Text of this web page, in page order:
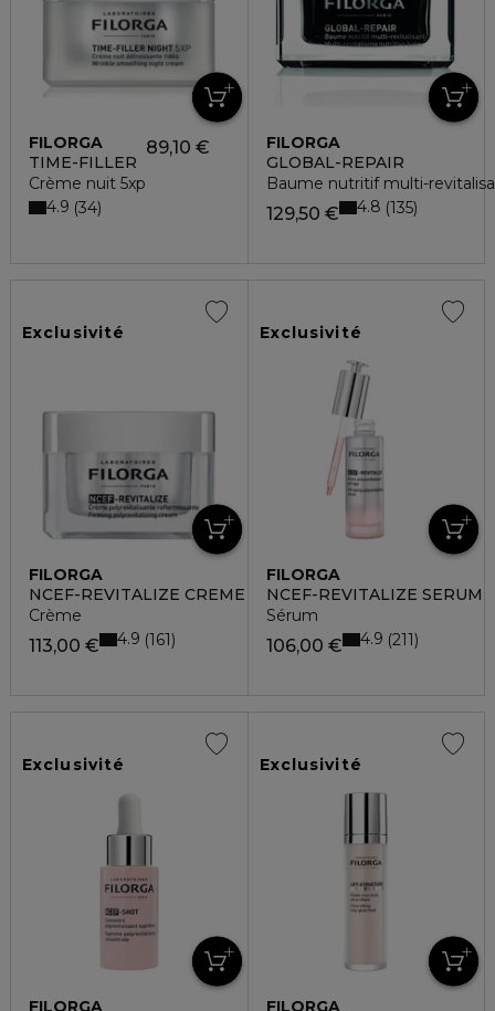
FILORGA
TIME-FILLER
Crème nuit 5xp
89,10 €
4.9 34
FILORGA
GLOBAL-REPAIR
Baume nutritif multi-
129,50 € 4.8 135
Exclusivité
FILORGA
NCEF-REVITALIZE CREME
Crème
113,00 € 4.9 161
Exclusivité
FILORGA
NCEF-REVITALIZE SERUM
Sérum
106,00 € 4.9 211
Exclusivité
FILORGA
Exclusivité
FILORGA